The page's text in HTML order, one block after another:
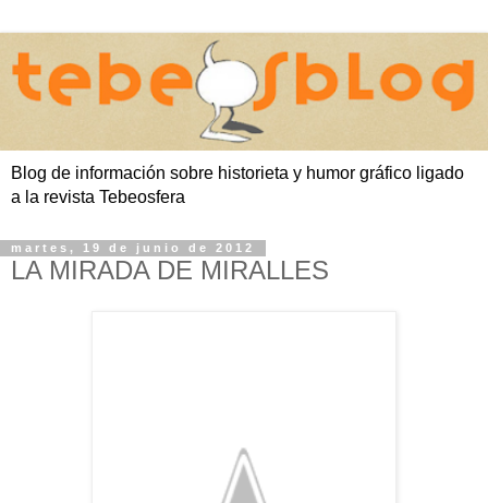
Blog de información sobre historieta y humor gráfico ligado
a la revista Tebeosfera
martes, 19 de junio de 2012
LA MIRADA DE MIRALLES